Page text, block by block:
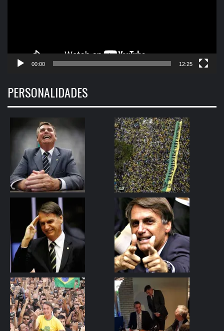
00:00 12:25
PERSONALIDADES